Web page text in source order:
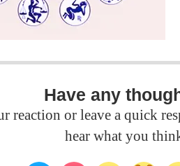
Have any
reaction or leave a quick
hear what you